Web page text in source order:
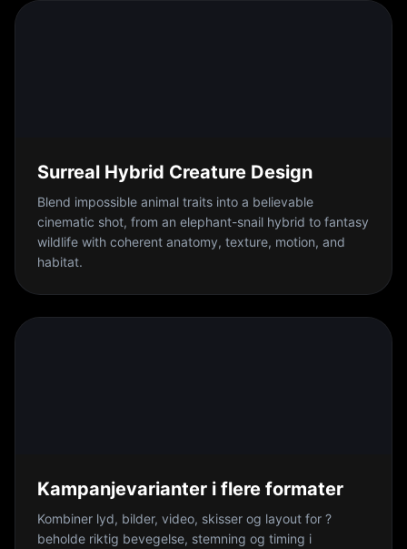
Surreal Hybrid Creature Design
Blend impossible animal traits into a believable
cinematic shot, from an elephant-snail hybrid to fantasy
wildlife with coherent anatomy, texture, motion, and
habitat.
Kampanjevarianter i flere formater
Kombiner lyd, bilder, video, skisser og layout for ?
beholde riktig bevegelse, stemning og timing i